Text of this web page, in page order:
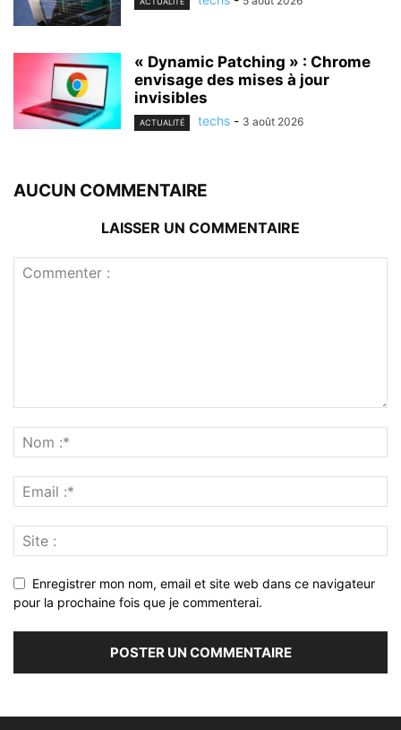
« Dynamic Patching » : Chrome
envisage des mises à jour
invisibles
ACTUALITÉ techs - 3 août 2026
AUCUN COMMENTAIRE
LAISSER UN COMMENTAIRE
Enregistrer mon nom, email et site web dans ce navigateur
pour la prochaine fois que je commenterai.